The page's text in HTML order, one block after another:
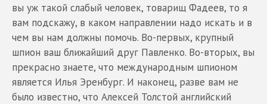
вы уж такой слабый человек, товарищ Фадеев, то я
вам подскажу, в каком направлении надо искать и в
чем вы нам должны помочь. Во-первых, крупный
шпион ваш ближайший друг Павленко. Во-вторых, вы
прекрасно знаете, что международным шпионом
является Илья Эренбург. И наконец, разве вам не
было известно, что Алексей Толстой английский